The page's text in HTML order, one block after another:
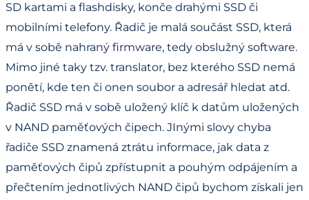
SD kartami a flashdisky, konče drahými SSD či
mobilními telefony. Řadič je malá součást SSD, která
má v sobě nahraný firmware, tedy obslužný software.
Mimo jiné taky tzv. translator, bez kterého SSD nemá
ponětí, kde ten či onen soubor a adresář hledat atd.
Řadič SSD má v sobě uložený klíč k datům uložených
v NAND paměťových čipech. JInými slovy chyba
řadiče SSD znamená ztrátu informace, jak data z
paměťových čipů zpřístupnit a pouhým odpájením a
přečtením jednotlivých NAND čipů bychom získali jen